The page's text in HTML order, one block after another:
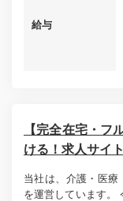
給与
【完全在宅・フ
ける！求人サイ
当社は、介護・医療
を運営しています。